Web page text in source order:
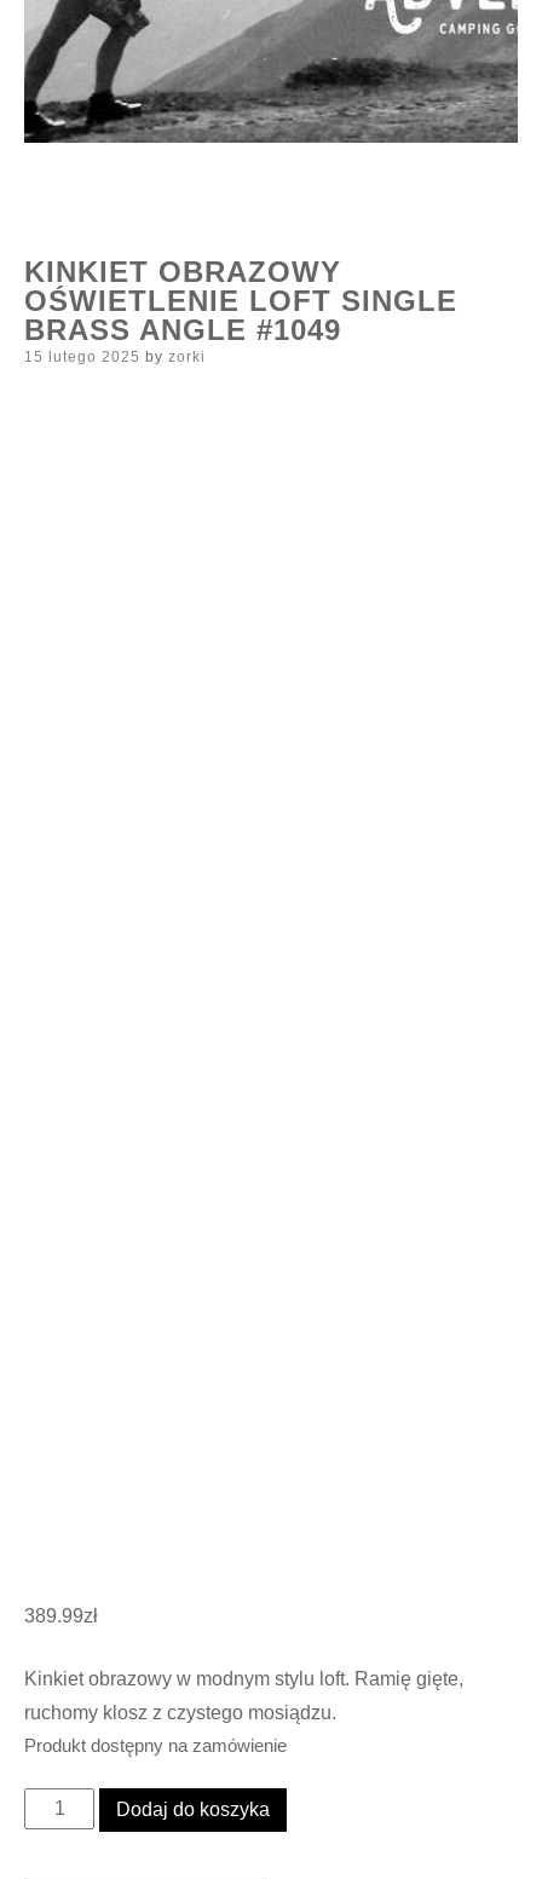
KINKIET OBRAZOWY
OŚWIETLENIE LOFT SINGLE
BRASS ANGLE #1049
Posted
15 lutego 2025 by zorki
389.99zł
Kinkiet obrazowy w modnym stylu loft. Ramię gięte,
ruchomy klosz z czystego mosiądzu.
Produkt dostępny na zamówienie
ilość
Dodaj do koszyka